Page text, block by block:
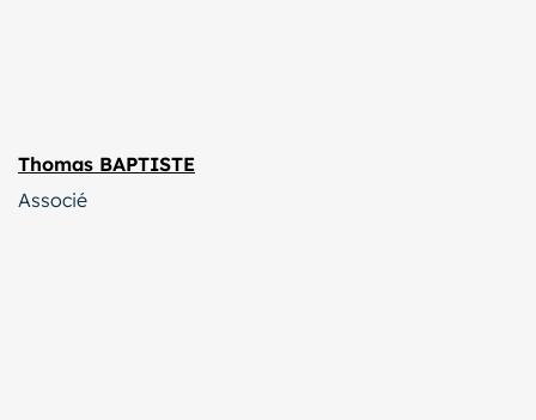
Thomas BAPTISTE
Associé